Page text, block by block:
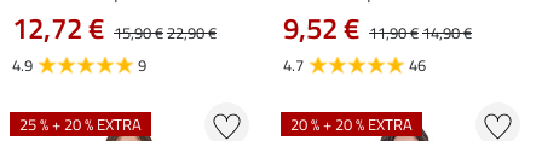
12,72 € 15,90 €22,90 €
4.9
9
9,52 € 11,90 €14,90 €
4.7
46
25 % + 20 % EXTRA 20 % + 20 % EXTRA